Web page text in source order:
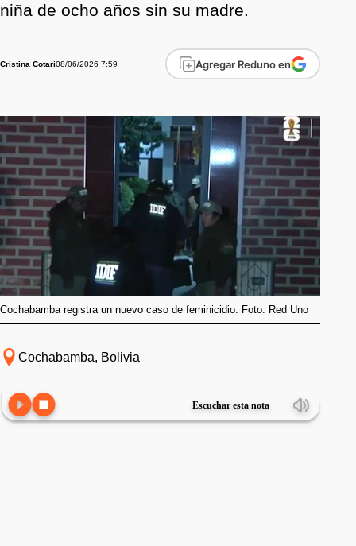
niña de ocho años sin su madre.
Cristina Cotari08/06/2026 7:59 Agregar Reduno en
Cochabamba registra un nuevo caso de feminicidio. Foto: Red Uno
Cochabamba, Bolivia
Escuchar esta nota